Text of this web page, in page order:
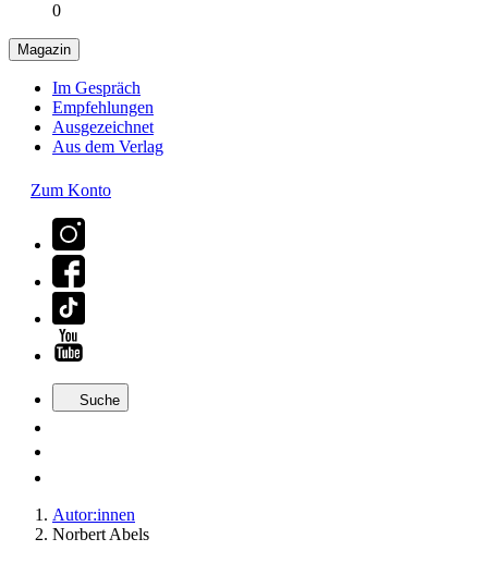
0
Magazin
Im Gespräch
Empfehlungen
Ausgezeichnet
Aus dem Verlag
Zum Konto
Suche
Autor:innen
Norbert Abels